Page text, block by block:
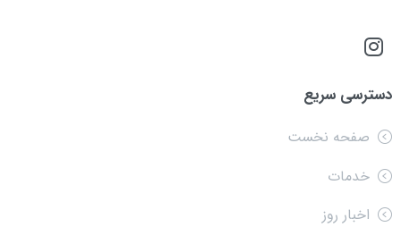
دسترسی سریع
صفحه نخست
خدمات
اخبار روز